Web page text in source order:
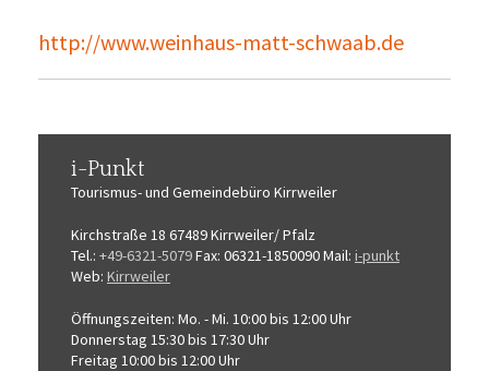
http://www.weinhaus-matt-schwaab.de
i-Punkt
Tourismus-und Gemeindebüro Kirrweiler
Kirchstraße 18 67489 Kirrweiler/ Pfalz
Tel.: +49-6321-5079Fax: 06321-1850090Mail: i-punkt
Web: Kirrweiler
Öffnungszeiten: Mo. - Mi. 10:00 bis 12:00 Uhr
Donnerstag 15:30 bis 17:30 Uhr
Freitag 10:00 bis 12:00 Uhr